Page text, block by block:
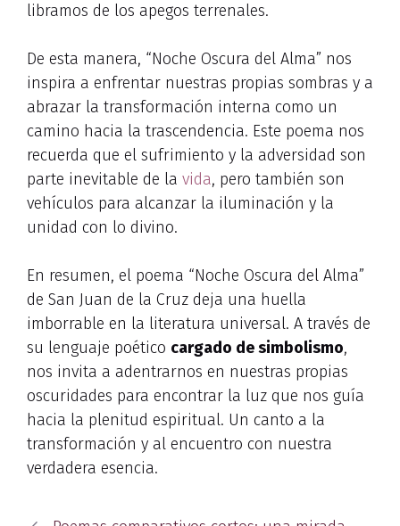
libramos de los apegos terrenales.
De esta manera, “Noche Oscura del Alma” nos
inspira a enfrentar nuestras propias sombras y a
abrazar la transformación interna como un
camino hacia la trascendencia. Este poema nos
recuerda que el sufrimiento y la adversidad son
parte inevitable de la vida, pero también son
vehículos para alcanzar la iluminación y la
unidad con lo divino.
En resumen, el poema “Noche Oscura del Alma”
de San Juan de la Cruz deja una huella
imborrable en la literatura universal. A través de
su lenguaje poético cargado de simbolismo,
nos invita a adentrarnos en nuestras propias
oscuridades para encontrar la luz que nos guía
hacia la plenitud espiritual. Un canto a la
transformación y al encuentro con nuestra
verdadera esencia.